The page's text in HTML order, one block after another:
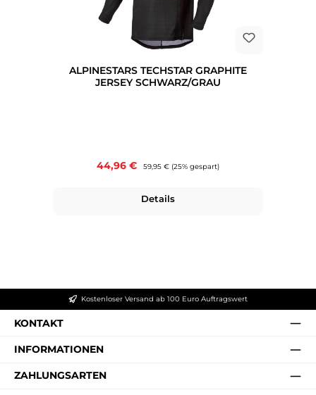
ALPINESTARS TECHSTAR GRAPHITE
JERSEY SCHWARZ/GRAU
Verkaufspreis:
44,96 € Regulärer Preis:
59,95 € (25% gespart)
Details
Kostenloser Versand ab 100 Euro Auftragswert
KONTAKT
INFORMATIONEN
ZAHLUNGSARTEN